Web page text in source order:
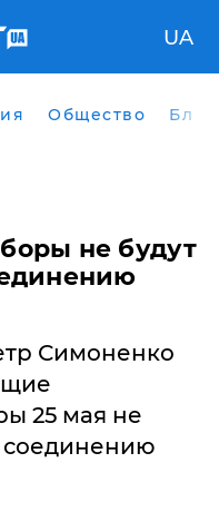
UA
Общество
не будут
Симоненко
25 мая не
соединению